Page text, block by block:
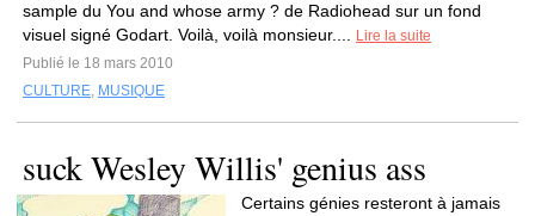
sample du You and whose army ? de Radiohead sur un fond
visuel signé Godart. Voilà, voilà monsieur....
Lire la suite
Publié le 18 mars 2010
CULTURE, MUSIQUE
suck Wesley Willis' genius ass
Certains génies resteront à jamais